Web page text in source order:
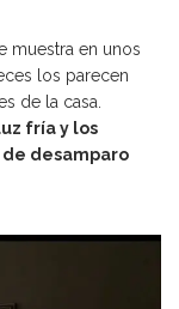
muestra en unos
los parecen
de la casa.
fría y los
desamparo